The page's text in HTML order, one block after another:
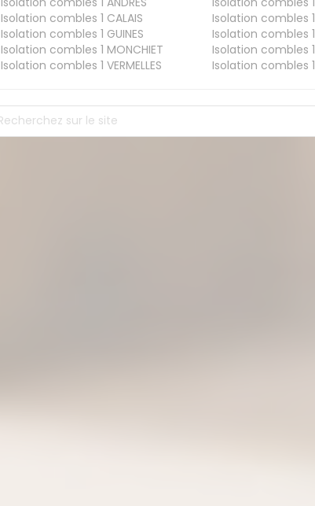
Isolation combles 1 CALAIS Isolation combles 1
Isolation combles 1 GUINES Isolation combles 1
Isolation combles 1 MONCHIET Isolation combles 1
Isolation combles 1 VERMELLES Isolation combles 1